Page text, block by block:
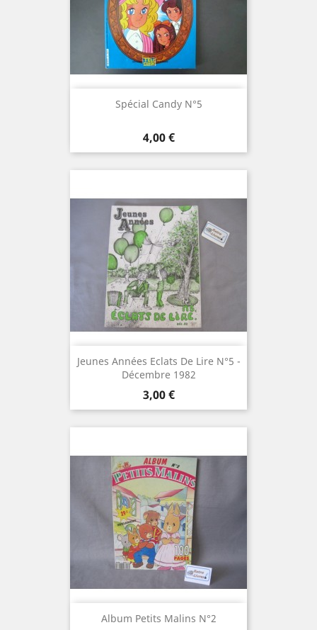
Spécial Candy N°5
Prix
4,00 €
Jeunes Années Eclats De Lire N°5 -
Décembre 1982
Prix
3,00 €
Album Petits Malins N°2